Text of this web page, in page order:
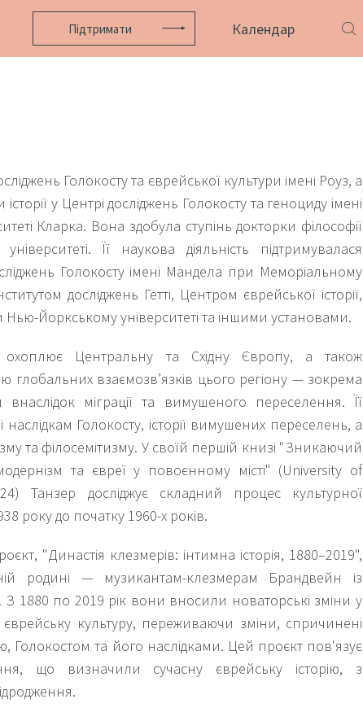
Підтримати Календар
Голокосту та єврейської культури імені Роуз, а
у Центрі досліджень Голокосту та геноциду імені
Кларка. Вона здобула ступінь докторки філософії
Її наукова діяльність підтримувалася
Голокосту імені Мандела при Меморіальному
досліджень Гетті, Центром єврейської історії,
Нью-Йоркському університеті та іншими установами.
охоплює Центральну та Східну Європу, а також
глобальних взаємозв’язків цього регіону — зокрема
міграції та вимушеного переселення. Її
Голокосту, історії вимушених переселень, а
та філосемітизму. У своїй першій книзі "Зникаючий
та євреї у повоєнному місті" (University of
Танзер досліджує складний процес культурної
року до початку 1960-х років.
"Династія клезмерів: інтимна історія, 1880–2019",
родині — музикантам-клезмерам Брандвейн із
З 1880 по 2019 рік вони вносили новаторські зміни у
культуру, переживаючи зміни, спричинені
Голокостом та його наслідками. Цей проєкт пов'язує
що визначили сучасну єврейську історію, з